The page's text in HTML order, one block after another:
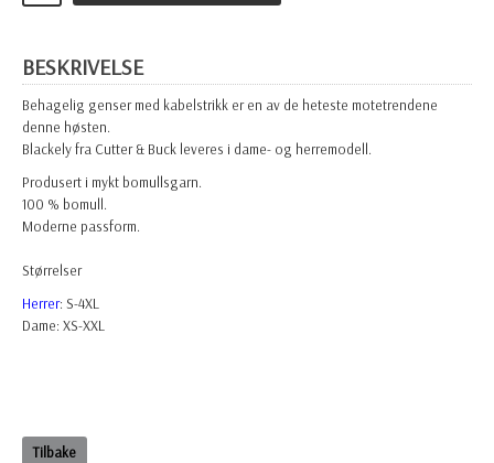
BESKRIVELSE
Behagelig genser med kabelstrikk er en av de heteste motetrendene
denne høsten.
Blackely fra Cutter & Buck leveres i dame- og herremodell.
Produsert i mykt bomullsgarn.
100 % bomull.
Moderne passform.
Størrelser
Herrer: S-4XL
Dame: XS-XXL
Tilbake